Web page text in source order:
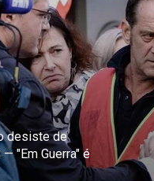
desiste de
"Em Guerra" é